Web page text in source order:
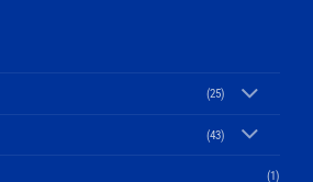
(25)
(43)
(1)